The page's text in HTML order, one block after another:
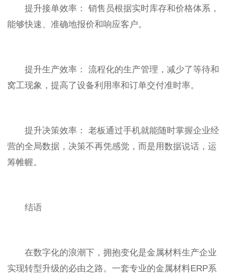
提升接单效率： 销售员根据实时库存和价格体系，
能够快速、准确地报价和响应客户。
提升生产效率： 流程化的生产管理，减少了等待和
窝工现象，提高了设备利用率和订单交付准时率。
提升决策效率： 老板通过手机就能随时掌握企业经
营的全局数据，决策不再凭感觉，而是用数据说话，运
筹帷幄。
结语
在数字化的浪潮下，拥抱变化是金属材料生产企业
实现转型升级的必由之路。一套专业的金属材料ERP系